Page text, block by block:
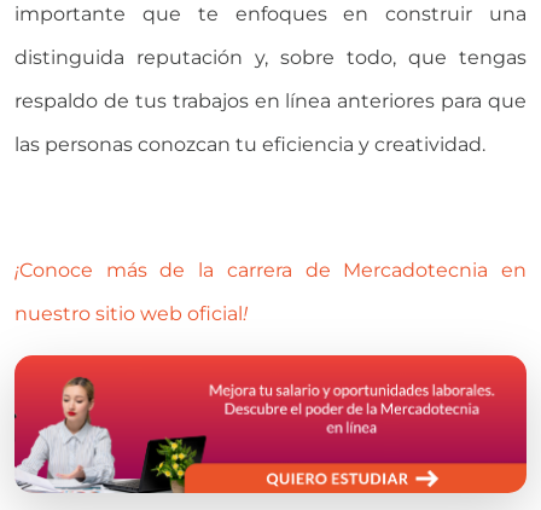
importante que te enfoques en construir una
distinguida reputación y, sobre todo, que tengas
respaldo de tus trabajos en línea anteriores para que
las personas conozcan tu eficiencia y creatividad.
¡Conoce más de la carrera de Mercadotecnia en
nuestro sitio web oficial !